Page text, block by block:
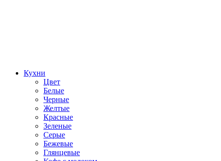
Кухни
Цвет
Белые
Черные
Желтые
Красные
Зеленые
Серые
Бежевые
Глянцевые